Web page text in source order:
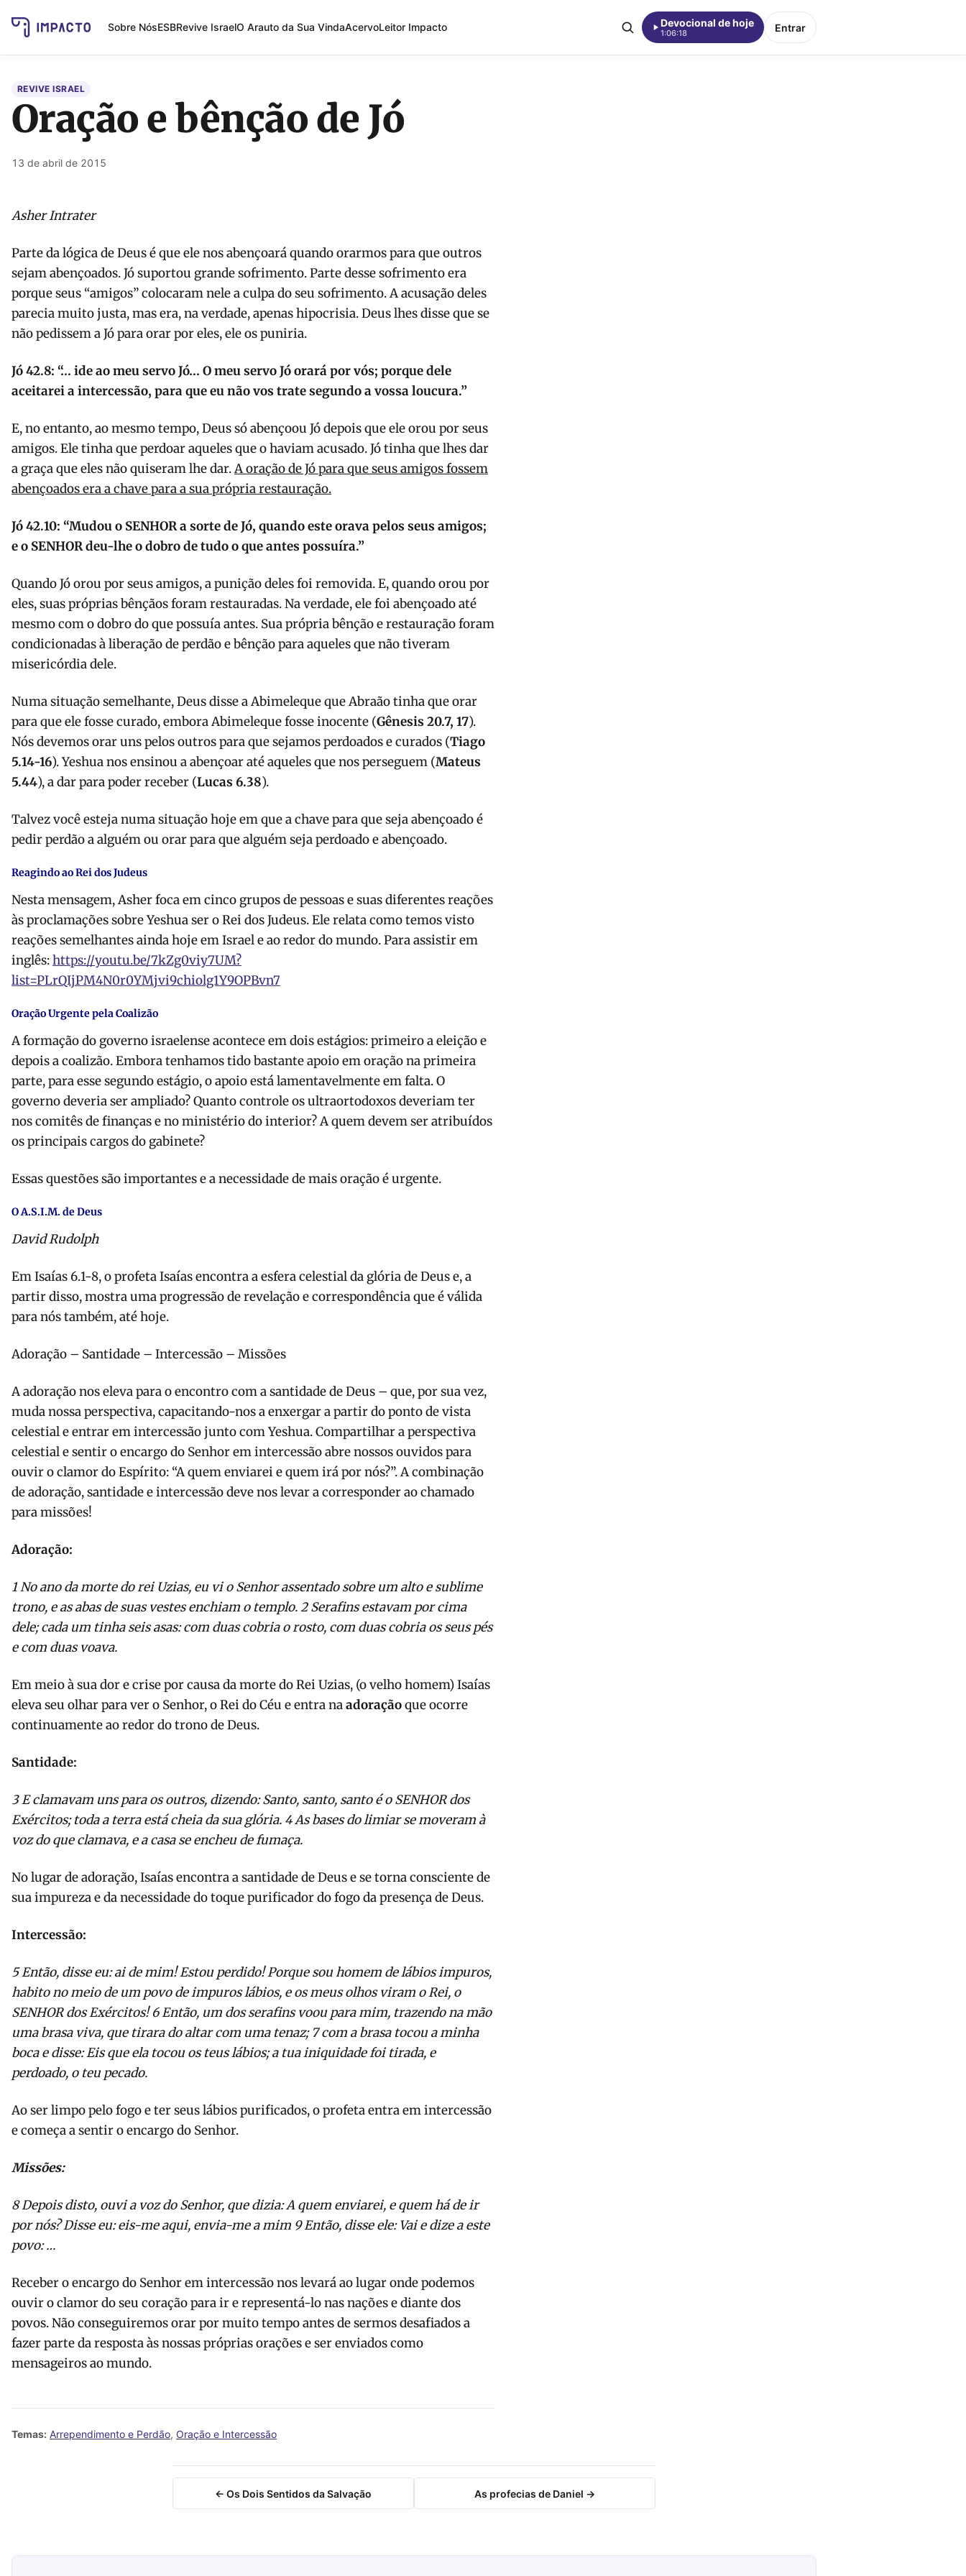
Sobre NósESBRevive IsraelO Arauto da Sua VindaAcervoLeitor Impacto Devocional de hoje
1:06:18 Entrar
REVIVE ISRAEL
Oração e bênção de Jó
13 de abril de 2015
Asher Intrater
Parte da lógica de Deus é que ele nos abençoará quando orarmos para que outros
sejam abençoados. Jó suportou grande sofrimento. Parte desse sofrimento era
porque seus “amigos” colocaram nele a culpa do seu sofrimento. A acusação deles
parecia muito justa, mas era, na verdade, apenas hipocrisia. Deus lhes disse que se
não pedissem a Jó para orar por eles, ele os puniria.
Jó 42.8: “… ide ao meu servo Jó… O meu servo Jó orará por vós; porque dele
aceitarei a intercessão, para que eu não vos trate segundo a vossa loucura.”
E, no entanto, ao mesmo tempo, Deus só abençoou Jó depois que ele orou por seus
amigos. Ele tinha que perdoar aqueles que o haviam acusado. Jó tinha que lhes dar
a graça que eles não quiseram lhe dar.A oração de Jó para que seus amigos fossem
abençoados era a chave para a sua própria restauração.
Jó 42.10: “Mudou o SENHOR a sorte de Jó, quando este orava pelos seus amigos;
e o SENHOR deu-lhe o dobro de tudo o que antes possuíra.”
Quando Jó orou por seus amigos, a punição deles foi removida. E, quando orou por
eles, suas próprias bênçãos foram restauradas. Na verdade, ele foi abençoado até
mesmo com o dobro do que possuía antes. Sua própria bênção e restauração foram
condicionadas à liberação de perdão e bênção para aqueles que não tiveram
misericórdia dele.
Numa situação semelhante, Deus disse a Abimeleque que Abraão tinha que orar
para que ele fosse curado, embora Abimeleque fosse inocente (Gênesis 20.7, 17).
Nós devemos orar uns pelos outros para que sejamos perdoados e curados (Tiago
5.14-16). Yeshua nos ensinou a abençoar até aqueles que nos perseguem (Mateus
5.44), a dar para poder receber (Lucas 6.38).
Talvez você esteja numa situação hoje em que a chave para que seja abençoado é
pedir perdão a alguém ou orar para que alguém seja perdoado e abençoado.
Reagindo ao Rei dos Judeus
Nesta mensagem, Asher foca em cinco grupos de pessoas e suas diferentes reações
às proclamações sobre Yeshua ser o Rei dos Judeus. Ele relata como temos visto
reações semelhantes ainda hoje em Israel e ao redor do mundo. Para assistir em
inglês:https://youtu.be/7kZg0viy7UM?
list=PLrQIjPM4N0r0YMjvi9chiolg1Y9OPBvn7
Oração Urgente pela Coalizão
A formação do governo israelense acontece em dois estágios: primeiro a eleição e
depois a coalizão. Embora tenhamos tido bastante apoio em oração na primeira
parte, para esse segundo estágio, o apoio está lamentavelmente em falta. O
governo deveria ser ampliado? Quanto controle os ultraortodoxos deveriam ter
nos comitês de finanças e no ministério do interior? A quem devem ser atribuídos
os principais cargos do gabinete?
Essas questões são importantes e a necessidade de mais oração é urgente.
O A.S.I.M. de Deus
David Rudolph
Em Isaías 6.1-8, o profeta Isaías encontra a esfera celestial da glória de Deus e, a
partir disso, mostra uma progressão de revelação e correspondência que é válida
para nós também, até hoje.
Adoração – Santidade – Intercessão – Missões
A adoração nos eleva para o encontro com a santidade de Deus – que, por sua vez,
muda nossa perspectiva, capacitando-nos a enxergar a partir do ponto de vista
celestial e entrar em intercessão junto com Yeshua. Compartilhar a perspectiva
celestial e sentir o encargo do Senhor em intercessão abre nossos ouvidos para
ouvir o clamor do Espírito: “A quem enviarei e quem irá por nós?”. A combinação
de adoração, santidade e intercessão deve nos levar a corresponder ao chamado
para missões!
Adoração:
1No ano da morte do rei Uzias, eu vi o Senhor assentado sobre um alto e sublime
trono, e as abas de suas vestes enchiam o templo.2Serafins estavam por cima
dele; cada um tinha seis asas: com duas cobria o rosto, com duas cobria os seus pés
e com duas voava.
Em meio à sua dor e crise por causa da morte do Rei Uzias, (o velho homem) Isaías
eleva seu olhar para ver o Senhor, o Rei do Céu e entra naadoraçãoque ocorre
continuamente ao redor do trono de Deus.
Santidade:
3E clamavam uns para os outros, dizendo: Santo, santo, santo é o SENHOR dos
Exércitos; toda a terra está cheia da sua glória. 4As bases do limiar se moveram à
voz do que clamava, e a casa se encheu de fumaça.
No lugar de adoração, Isaías encontra a santidade de Deus e se torna consciente de
sua impureza e da necessidade do toque purificador do fogo da presença de Deus.
Intercessão:
5Então, disse eu: ai de mim! Estou perdido! Porque sou homem de lábios impuros,
habito no meio de um povo de impuros lábios, e os meus olhos viram o Rei, o
SENHOR dos Exércitos!6Então, um dos serafins voou para mim, trazendo na mão
uma brasa viva, que tirara do altar com uma tenaz;7com a brasa tocou a minha
boca e disse: Eis que ela tocou os teus lábios; a tua iniquidade foi tirada, e
perdoado, o teu pecado.
Ao ser limpo pelo fogo e ter seus lábios purificados, o profeta entra em intercessão
e começa a sentir o encargo do Senhor.
Missões:
8Depois disto, ouvi a voz do Senhor, que dizia: A quem enviarei, e quem há de ir
por nós? Disse eu: eis-me aqui, envia-me a mim 9Então, disse ele: Vai e dize a este
povo:…
Receber o encargo do Senhor em intercessão nos levará ao lugar onde podemos
ouvir o clamor do seu coração para ir e representá-lo nas nações e diante dos
povos. Não conseguiremos orar por muito tempo antes de sermos desafiados a
fazer parte da resposta às nossas próprias orações e ser enviados como
mensageiros ao mundo.
Temas: Arrependimento e Perdão, Oração e Intercessão
← Os Dois Sentidos da Salvação As profecias de Daniel →